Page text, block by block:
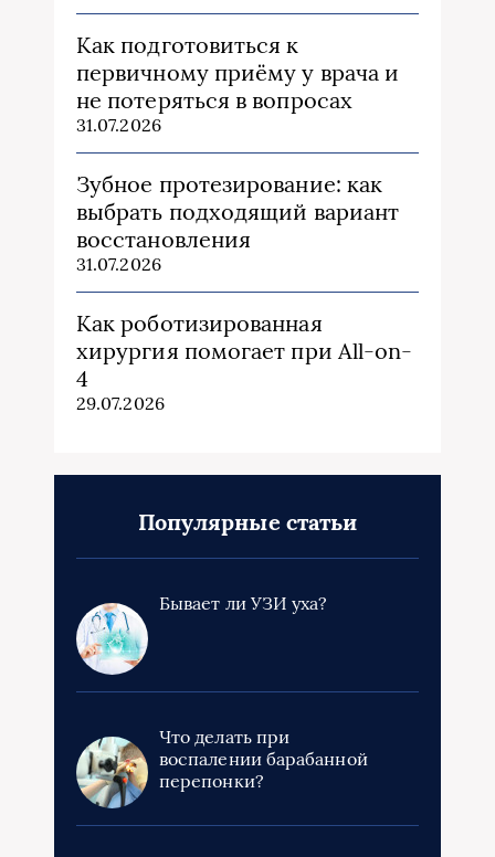
Как подготовиться к
первичному приёму у врача и
не потеряться в вопросах
31.07.2026
Зубное протезирование: как
выбрать подходящий вариант
восстановления
31.07.2026
Как роботизированная
хирургия помогает при All-on-
4
29.07.2026
Популярные статьи
Бывает ли УЗИ уха?
Что делать при
воспалении барабанной
перепонки?